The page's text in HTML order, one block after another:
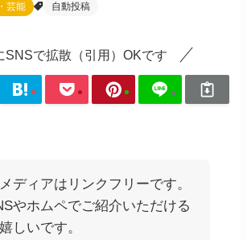
芸能 自動投稿
SNSで拡散（引用）OKです
ディアはリンクフリーです。
やホムペでご紹介いただける
しいです。